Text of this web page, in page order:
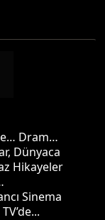
Dram…
Dünyaca
Hikayeler
Sinema